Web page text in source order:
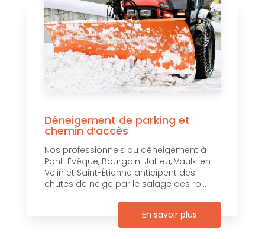
Déneigement de parking et
chemin d’accès
Nos professionnels du déneigement à
Pont-Évêque, Bourgoin-Jallieu, Vaulx-en-
Velin et Saint-Étienne anticipent des
chutes de neige par le salage des ro...
En savoir plus